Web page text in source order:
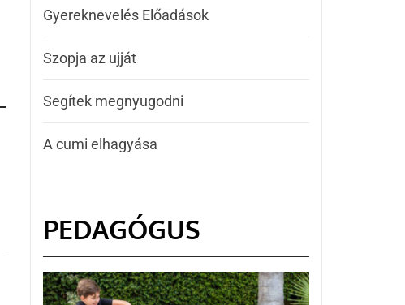
Gyereknevelés Előadások
Szopja az ujját
Segítek megnyugodni
A cumi elhagyása
PEDAGÓGUS